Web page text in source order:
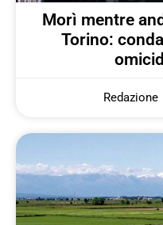
Morì mentre
Torino:
Redazione